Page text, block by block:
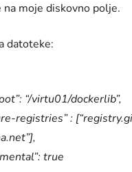
na moje diskovno polje.
datoteke:
“/virtu01/dockerlib”,
registries” :
true